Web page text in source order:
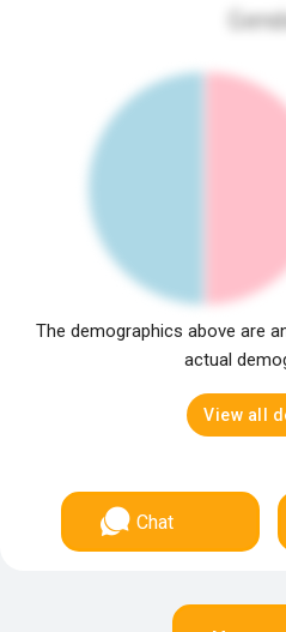
The demographics above are
actual
View all
Chat